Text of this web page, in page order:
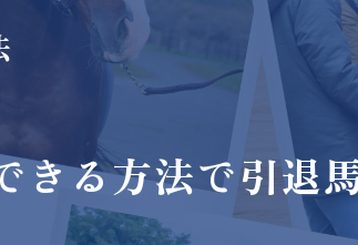
きる方法で引退